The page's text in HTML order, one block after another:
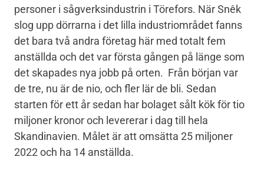
personer i sågverksindustrin i Törefors. När Snêk
slog upp dörrarna i det lilla industriområdet fanns
det bara två andra företag här med totalt fem
anställda och det var första gången på länge som
det skapades nya jobb på orten. Från början var
de tre, nu är de nio, och fler lär de bli. Sedan
starten för ett år sedan har bolaget sålt kök för tio
miljoner kronor och levererar i dag till hela
Skandinavien. Målet är att omsätta 25 miljoner
2022 och ha 14 anställda.